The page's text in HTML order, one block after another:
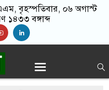
, বৃহস্পতিবার, ০৬ অগাস্ট
১৪৩৩ বঙ্গাব্দ